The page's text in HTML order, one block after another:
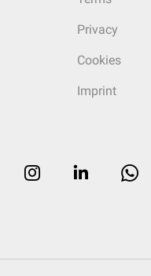
Privacy
Cookies
Imprint